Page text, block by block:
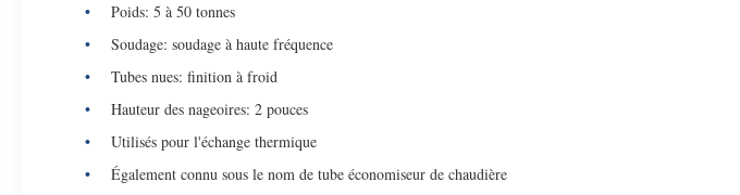
Poids: 5 à 50 tonnes
Soudage: soudage à haute fréquence
Tubes nues: finition à froid
Hauteur des nageoires: 2 pouces
Utilisés pour l'échange thermique
Également connu sous le nom de tube économiseur de chaudière